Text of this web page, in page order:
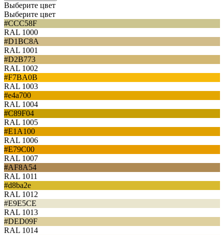
Выберите цвет
Выберите цвет
#CCC58F
RAL 1000
#D1BC8A
RAL 1001
#D2B773
RAL 1002
#F7BA0B
RAL 1003
#e4a700
RAL 1004
#C89F04
RAL 1005
#E1A100
RAL 1006
#E79C00
RAL 1007
#AF8A54
RAL 1011
#d8ba2e
RAL 1012
#E9E5CE
RAL 1013
#DED09F
RAL 1014